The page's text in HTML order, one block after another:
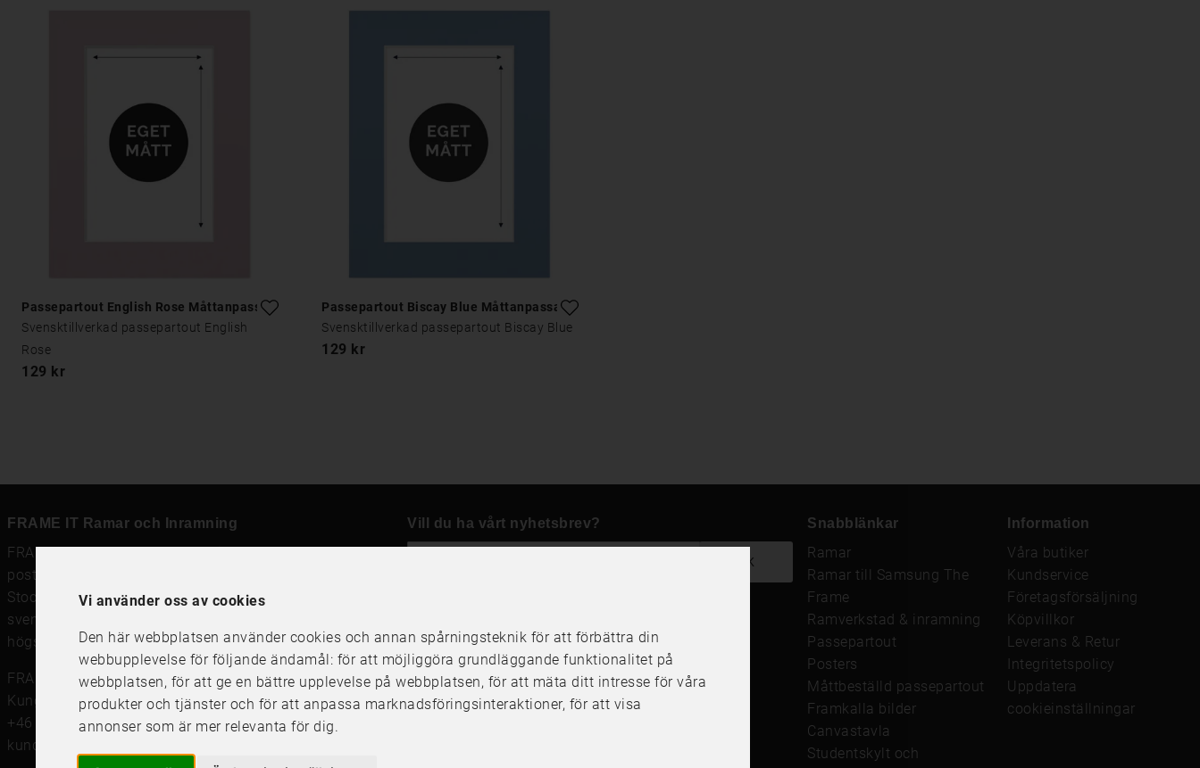
Vi använder oss av cookies
Den här webbplatsen använder cookies och annan spårningsteknik för att förbättra din
webbupplevelse för följande ändamål: för att möjliggöra grundläggande funktionalitet på
webbplatsen, för att ge en bättre upplevelse på webbplatsen, för att mäta ditt intresse för våra
produkter och tjänster och för att anpassa marknadsföringsinteraktioner, för att visa
annonser som är mer relevanta för dig.
Passepartout English Rose Måttanpassad
Svensktillverkad passepartout English
Rose
129 kr
Passepartout Biscay Blue Måttanpassad
Svensktillverkad passepartout Biscay Blue
129 kr
FRAME IT Ramar och Inramning
FRAME IT är en modern rambutik förramar,
posters och prints
Stockholm, Göteborg och Uppsala. Vi säljer
svensktillverkade tavelramar,
högsta kvalitet.
FRAME IT Ramar och Inramning
Kungsgatan 41, 111 56 Stockholm
+46 (0)8 142122
kundservice@frameit.se
Vill du ha vårt nyhetsbrev?
OK
Följ oss i dina kanaler
Snabblänkar
Ramar
Ramar till Samsung The
Frame
Ramverkstad & inramning
Passepartout
Posters
Måttbeställd passepartout
Framkalla bilder
Canvastavla
Studentskylt och
Information
Våra butiker
Kundservice
Företagsförsäljning
Köpvillkor
Leverans & Retur
Integritetspolicy
Uppdatera
cookieinställningar